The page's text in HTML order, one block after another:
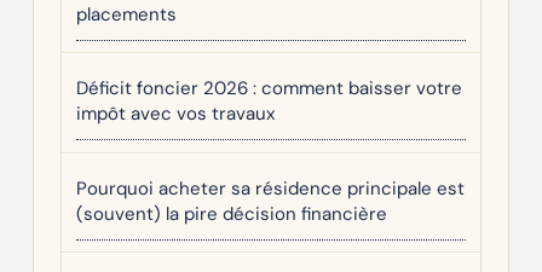
placements
Déficit foncier 2026 : comment baisser votre
impôt avec vos travaux
Pourquoi acheter sa résidence principale est
(souvent) la pire décision financière